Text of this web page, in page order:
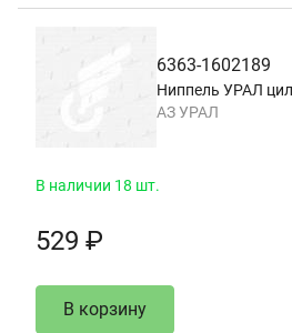
6363-1602189
Ниппель УРАЛ
АЗ УРАЛ
В наличии 18 шт.
529 ₽
В корзину